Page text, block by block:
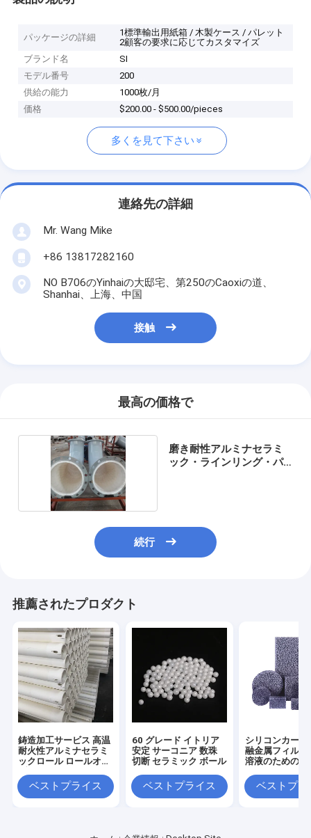
パッケージの詳細
1標準輸出用紙箱 / 木製ケース / パレット
2顧客の要求に応じてカスタマイズ
ブランド名
SI
モデル番号
200
供給の能力
1000枚/月
価格
$200.00 - $500.00/pieces
多くを見て下さい
連絡先の詳細
Mr. Wang Mike
+86 13817282160
NO B706のYinhaiの大邸宅、第250のCaoxiの道、
Shanhai、上海、中国
接触
最高の価格で
磨き耐性アルミナセラミ
ック・ラインリング・パ
続行
推薦されたプロダクト
鋳造加工サービス 高温
耐火性アルミナセラミ
ックロール ロールオー
ベストプライス
60 グレード イトリア
安定 サーコニア 数珠
切断 セラミック ボール
ベストプライス
シリコンカービ
融金属フィルタ
溶液のための真
ベストプラ